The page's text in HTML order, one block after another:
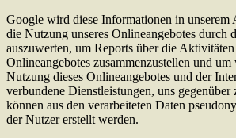
Google wird diese Informationen in unserem
die Nutzung unseres Onlineangebotes durch
auszuwerten, um Reports über die
Onlineangebotes zusammenzustellen und
Nutzung dieses Onlineangebotes und der
verbundene Dienstleistungen, uns gegenüber
können aus den verarbeiteten Daten
der Nutzer erstellt werden.